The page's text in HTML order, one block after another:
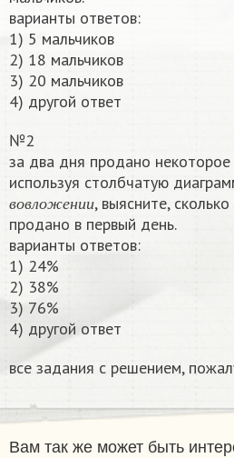
варианты ответов:
1) 5 мальчиков
2) 18 мальчиков
3) 20 мальчиков
4) другой ответ
№2
за два дня продано некоторое
используя столбчатую
в о вл о ж е н и и
вовложе нии
, выясните,
продано в первый день.
варианты ответов:
1) 24%
2) 38%
3) 76%
4) другой ответ
все задания с решением,
Вам так же может быть